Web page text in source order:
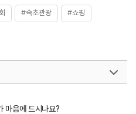
#속초관광 #쇼핑
마음에 드시나요?